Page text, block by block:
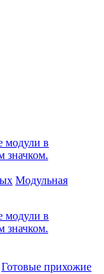
модули в
значком.
Модульная
модули в
значком.
Готовые прихожие